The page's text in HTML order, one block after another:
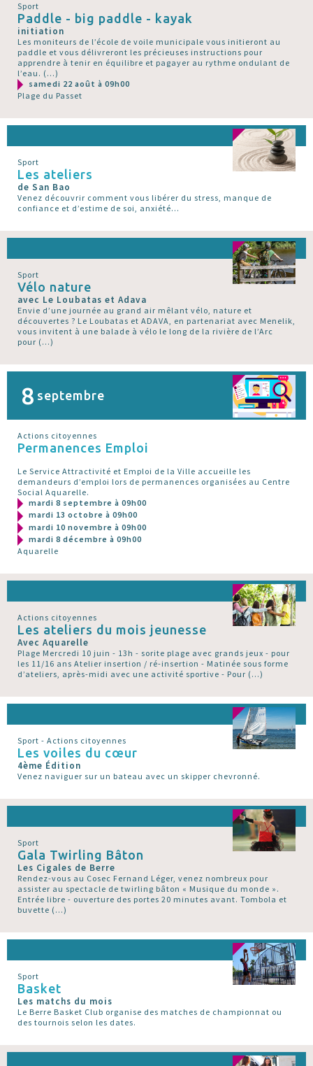
Sport
Paddle - big paddle - kayak
initiation
Les moniteurs de l’école de voile municipale vous initieront au
paddle et vous délivreront les précieuses instructions pour
apprendre à tenir en équilibre et pagayer au rythme ondulant de
l’eau. (…)
samedi 22 août à 09h00
Plage du Passet
Sport
Les ateliers
de San Bao
Venez découvrir comment vous libérer du stress, manque de
confiance et d’estime de soi, anxiété...
Sport
Vélo nature
avec Le Loubatas et Adava
Envie d’une journée au grand air mêlant vélo, nature et
découvertes ? Le Loubatas et ADAVA, en partenariat avec Menelik,
vous invitent à une balade à vélo le long de la rivière de l’Arc
pour (…)
8 septembre
Actions citoyennes
Permanences Emploi
Le Service Attractivité et Emploi de la Ville accueille les
demandeurs d’emploi lors de permanences organisées au Centre
Social Aquarelle.
mardi 8 septembre à 09h00
mardi 13 octobre à 09h00
mardi 10 novembre à 09h00
mardi 8 décembre à 09h00
Aquarelle
Actions citoyennes
Les ateliers du mois jeunesse
Avec Aquarelle
Plage Mercredi 10 juin - 13h - sorite plage avec grands jeux - pour
les 11/16 ans Atelier insertion / ré-insertion - Matinée sous forme
d’ateliers, après-midi avec une activité sportive - Pour (…)
Sport - Actions citoyennes
Les voiles du cœur
4ème Édition
Venez naviguer sur un bateau avec un skipper chevronné.
Sport
Gala Twirling Bâton
Les Cigales de Berre
Rendez-vous au Cosec Fernand Léger, venez nombreux pour
assister au spectacle de twirling bâton « Musique du monde ».
Entrée libre - ouverture des portes 20 minutes avant. Tombola et
buvette (…)
Sport
Basket
Les matchs du mois
Le Berre Basket Club organise des matches de championnat ou
des tournois selon les dates.